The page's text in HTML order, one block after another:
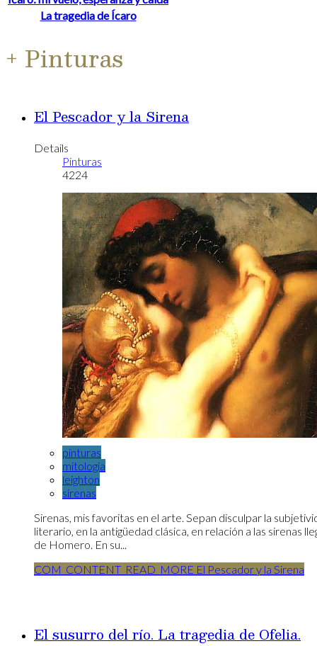
La tragedia de Ícaro
+ Pinturas
El Pescador y la Sirena
Details
Pinturas
4224
pinturas
mitologia
leighton
sirenas
Sirenas, mis favoritas en el arte. Sepan disculpar la
literario, en la antigüedad clásica, en relación a las sirenas
de Homero. En su...
COM_CONTENT_READ_MORE El Pescador y la Sirena
El susurro del río. La tragedia de Ofelia.